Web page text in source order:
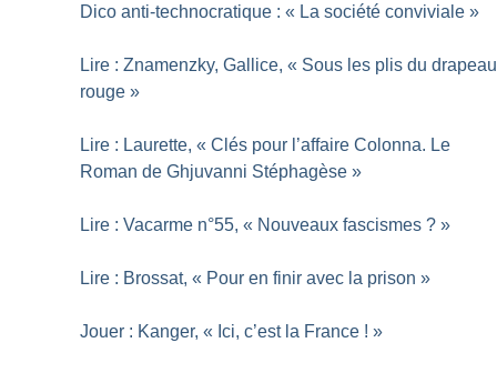
Dico anti-technocratique : « La société conviviale »
Lire : Znamenzky, Gallice, « Sous les plis du drapeau
rouge »
Lire : Laurette, « Clés pour l’affaire Colonna. Le
Roman de Ghjuvanni Stéphagèse »
Lire : Vacarme n°55, « Nouveaux fascismes ? »
Lire : Brossat, « Pour en finir avec la prison »
Jouer : Kanger, « Ici, c’est la France ! »